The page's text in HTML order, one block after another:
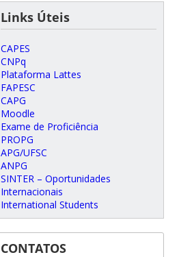
Links Úteis
CAPES
CNPq
Plataforma Lattes
FAPESC
CAPG
Moodle
Exame de Proficiência
PROPG
APG/UFSC
ANPG
SINTER – Oportunidades
Internacionais
International Students
CONTATOS